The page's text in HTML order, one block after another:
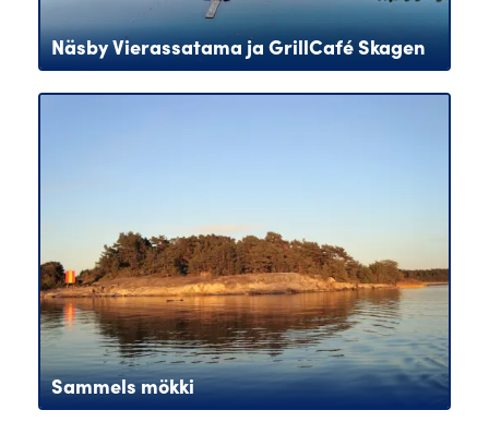
Näsby Vierassatama ja GrillCafé Skagen
Sammels mökki